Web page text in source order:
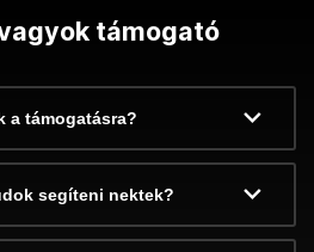
támogató
a támogatásra?
segíteni nektek?